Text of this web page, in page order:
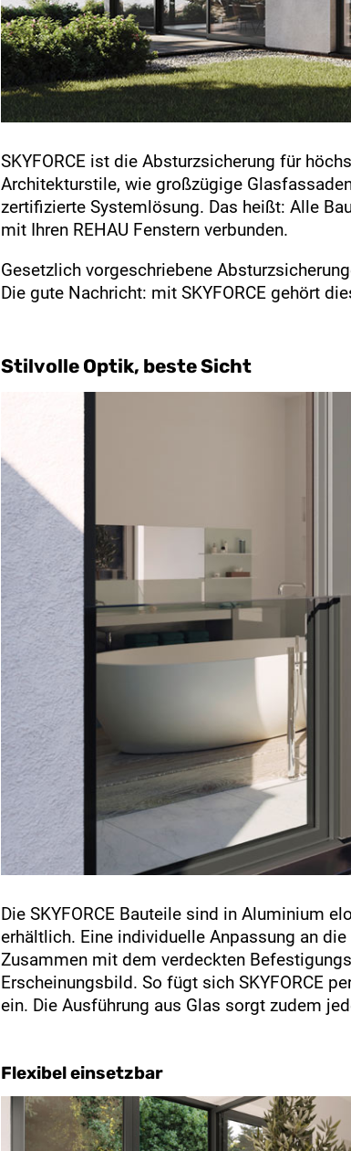
SKYFORCE ist die Absturzsicherung für
Architekturstile, wie großzügige
zertifizierte Systemlösung. Das heißt: Alle
mit Ihren REHAU Fenstern verbunden.
Gesetzlich vorgeschriebene
Die gute Nachricht: mit SKYFORCE gehört
Stilvolle Optik, beste Sicht
Die SKYFORCE Bauteile sind in Aluminium
erhältlich. Eine individuelle Anpassung an
Zusammen mit dem verdeckten
Erscheinungsbild. So fügt sich SKYFORCE
ein. Die Ausführung aus Glas sorgt zudem
Flexibel einsetzbar